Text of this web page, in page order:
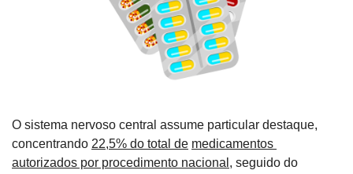
O sistema nervoso central assume particular destaque,
concentrando 22,5% do total de medicamentos
autorizados por procedimento nacional , seguido do